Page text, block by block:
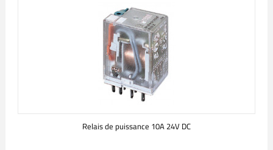
Relais de puissance 10A 24V DC